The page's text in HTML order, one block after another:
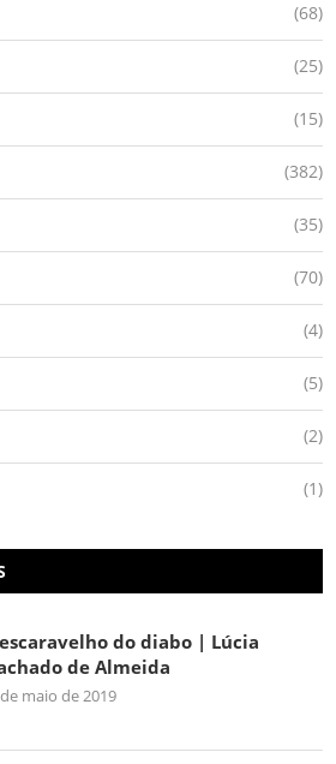
(68)
(25)
(15)
(382)
(35)
(70)
(4)
(5)
(2)
(1)
do diabo | Lúcia
de Almeida
maio de 2019